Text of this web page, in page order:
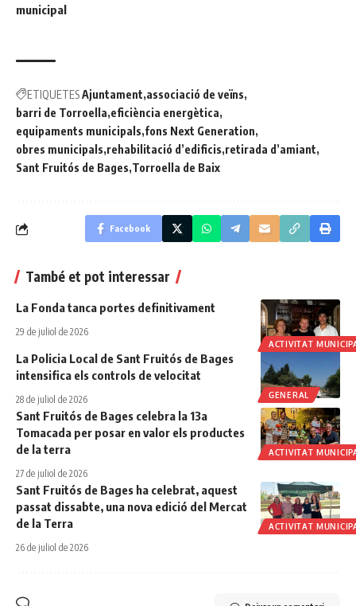
municipal
ETIQUETESAjuntament associació de veïns
barri de Torroella eficiència energètica
equipaments municipals fons Next Generation
obres municipals rehabilitació d’edificis retirada d’amiant
Sant Fruitós de Bages Torroella de Baix
Facebook
També et pot interessar
ACTIVITAT
La Fonda tanca portes definitivament
29 de juliol de 2026
GENERAL
La Policia Local de Sant Fruitós de Bages
intensifica els controls de velocitat
28 de juliol de 2026
ACTIVITAT
Sant Fruitós de Bages celebra la 13a
Tomacada per posar en valor els productes
de la terra
27 de juliol de 2026
ACTIVITAT
Sant Fruitós de Bages ha celebrat, aquest
passat dissabte, una nova edició del Mercat
de la Terra
26 de juliol de 2026